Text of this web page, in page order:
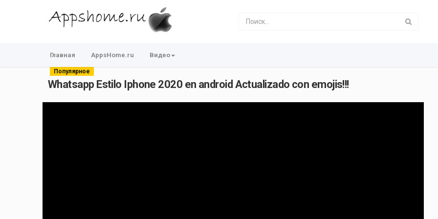
Главная AppsHome.ru Видео
Популярное
Whatsapp Estilo Iphone 2020 en android Actualizado con emojis!!!